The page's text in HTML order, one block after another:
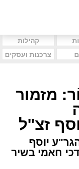
קהילות
צרכנות ועסקים
מזמור
זצ"ל
הגר"ע יוסף
חאמי בשיר